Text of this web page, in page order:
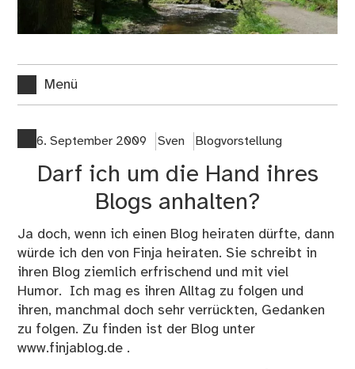
Menü
6. September 2009 Sven Blogvorstellung
Darf ich um die Hand ihres
Blogs anhalten?
Ja doch, wenn ich einen Blog heiraten dürfte, dann
würde ich den von Finja heiraten. Sie schreibt in
ihren Blog ziemlich erfrischend und mit viel
Humor. Ich mag es ihren Alltag zu folgen und
ihren, manchmal doch sehr verrückten, Gedanken
zu folgen. Zu finden ist der Blog unter
www.finjablog.de .